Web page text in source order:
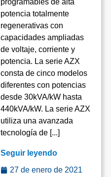
programables de alta
potencia totalmente
regenerativas con
capacidades ampliadas
de voltaje, corriente y
potencia. La serie AZX
consta de cinco modelos
diferentes con potencias
desde 30kVA/kW hasta
440kVA/kW. La serie AZX
utiliza una avanzada
tecnología de [...]
Seguir leyendo
27 de enero de 2021